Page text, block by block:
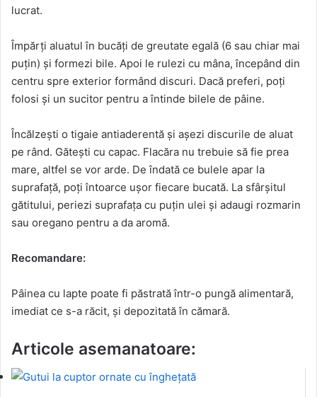
lucrat.
Împărți aluatul în bucăți de greutate egală (6 sau chiar mai
puțin) și formezi bile. Apoi le rulezi cu mâna, începând din
centru spre exterior formând discuri. Dacă preferi, poți
folosi și un sucitor pentru a întinde bilele de pâine.
Încălzești o tigaie antiaderentă și așezi discurile de aluat
pe rând. Gătești cu capac. Flacăra nu trebuie să fie prea
mare, altfel se vor arde. De îndată ce bulele apar la
suprafață, poți întoarce ușor fiecare bucată. La sfârșitul
gătitului, periezi suprafața cu puțin ulei și adaugi rozmarin
sau oregano pentru a da aromă.
Recomandare:
Pâinea cu lapte poate fi păstrată într-o pungă alimentară,
imediat ce s-a răcit, și depozitată în cămară.
Articole asemanatoare: